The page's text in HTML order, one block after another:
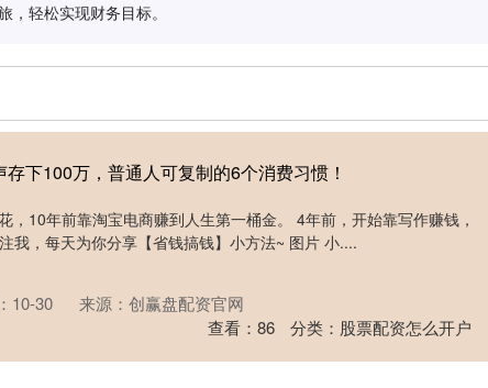
轻松实现财务目标。
下100万，普通人可复制的6个消费习惯！
，10年前靠淘宝电商赚到人生第一桶金。 4年前，开始靠写作赚钱，
我，每天为你分享【省钱搞钱】小方法~ 图片 小....
10-30
来源：创赢盘配资官网
查看： 86 分类： 股票配资怎么开户